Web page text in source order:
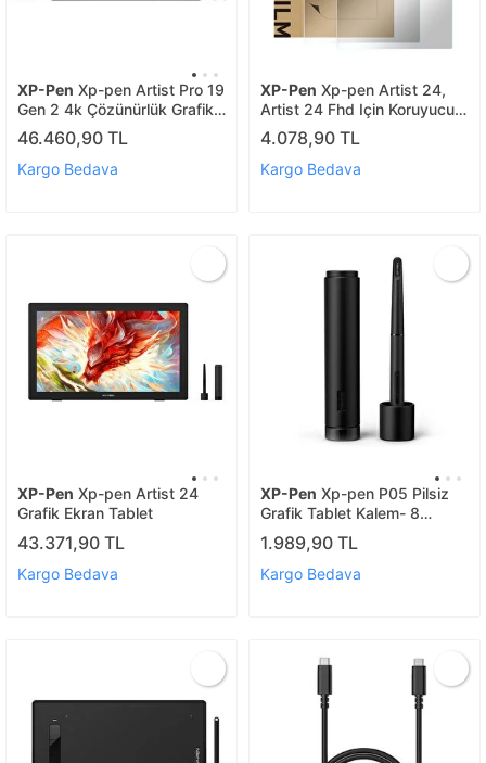
XP-Pen Xp-pen Artist Pro 19
Gen 2 4k Çözünürlük Grafik
Ekran Tablet Dual 16k
46.460,90 TL
Kargo Bedava
XP-Pen Xp-pen Artist 24,
Artist 24 Fhd Için Koruyucu
Film 2 Adet
4.078,90 TL
Kargo Bedava
XP-Pen Xp-pen Artist 24
Grafik Ekran Tablet
43.371,90 TL
Kargo Bedava
XP-Pen Xp-pen P05 Pilsiz
Grafik Tablet Kalem- 8
Yedek Uç Ve Kalem Tutucu
1.989,90 TL
Kargo Bedava